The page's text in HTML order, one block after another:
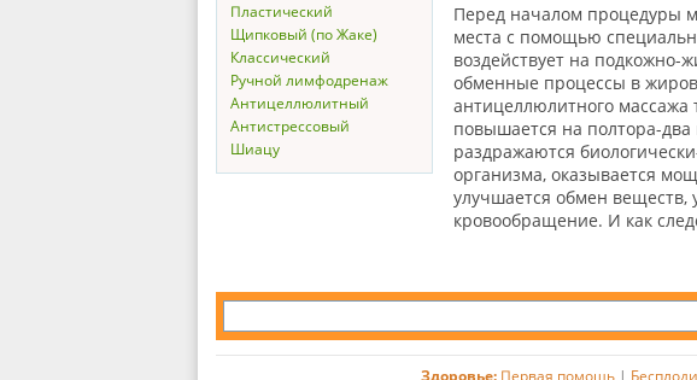
Пластический
Щипковый (по Жаке)
Классический
Ручной лимфодренаж
Антицеллюлитный
Антистрессовый
Шиацу
Перед началом процедуры
места с помощью
воздействует на подкожно-
обменные процессы в
антицеллюлитного массажа
повышается на полтора-два
раздражаются
организма, оказывается
улучшается обмен веществ,
кровообращение. И как
Здоровье: Первая помощь|